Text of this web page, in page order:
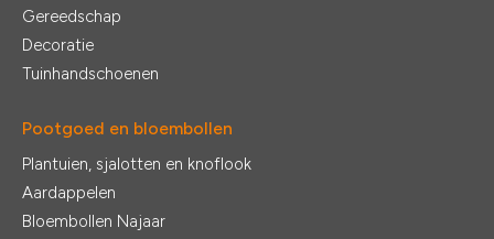
Gereedschap
Decoratie
Tuinhandschoenen
Pootgoed en bloembollen
Plantuien, sjalotten en knoflook
Aardappelen
Bloembollen Najaar